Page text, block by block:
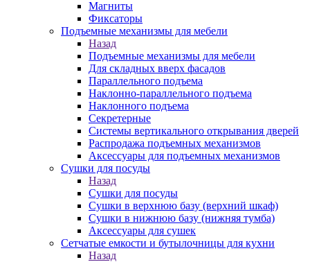
Магниты
Фиксаторы
Подъемные механизмы для мебели
Назад
Подъемные механизмы для мебели
Для складных вверх фасадов
Параллельного подъема
Наклонно-параллельного подъема
Наклонного подъема
Секретерные
Системы вертикального открывания дверей
Распродажа подъемных механизмов
Аксессуары для подъемных механизмов
Сушки для посуды
Назад
Сушки для посуды
Сушки в верхнюю базу (верхний шкаф)
Сушки в нижнюю базу (нижняя тумба)
Аксессуары для сушек
Сетчатые емкости и бутылочницы для кухни
Назад